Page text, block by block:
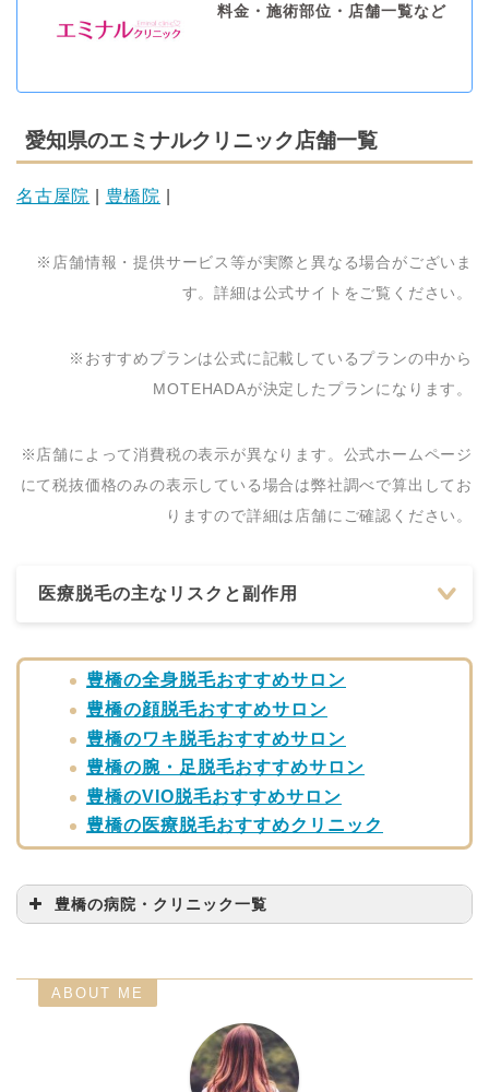
料金・施術部位・店舗一覧など
愛知県のエミナルクリニック店舗一覧
名古屋院 豊橋院
※店舗情報・提供サービス等が実際と異なる場合がございま
す。詳細は公式サイトをご覧ください。
※おすすめプランは公式に記載しているプランの中から
MOTEHADAが決定したプランになります。
※店舗によって消費税の表示が異なります。公式ホームページ
にて税抜価格のみの表示している場合は弊社調べで算出してお
りますので詳細は店舗にご確認ください。
医療脱毛の主なリスクと副作用
豊橋の全身脱毛おすすめサロン
豊橋の顔脱毛おすすめサロン
豊橋のワキ脱毛おすすめサロン
豊橋の腕・足脱毛おすすめサロン
豊橋のVIO脱毛おすすめサロン
豊橋の医療脱毛おすすめクリニック
豊橋の病院・クリニック一覧
湘南美容クリニック 豊
橋院
エミナルクリニック 豊
0532-57-3535
ABOUT ME